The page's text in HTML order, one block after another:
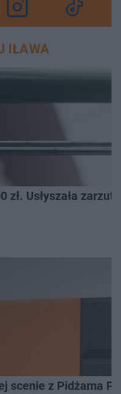
IŁAWA
Usłyszała zarzuty
scenie z Pidżama